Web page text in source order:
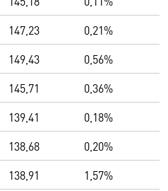
147,23 0,21%
149,43 0,56%
145,71 0,36%
139,41 0,18%
138,68 0,20%
138,91 1,57%